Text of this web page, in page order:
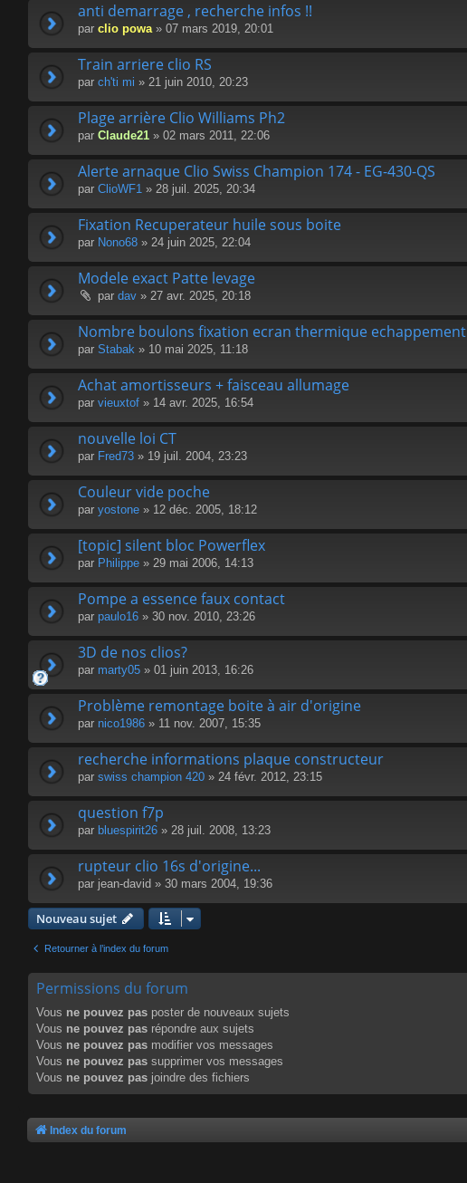
anti demarrage , recherche infos !!
par clio powa» 07 mars 2019, 20:01
Train arriere clio RS
par ch'ti mi » 21 juin 2010, 20:23
Plage arrière Clio Williams Ph2
par Claude21 » 02 mars 2011, 22:06
Alerte arnaque Clio Swiss Champion 174 - EG-430-QS
par ClioWF1 » 28 juil. 2025, 20:34
Fixation Recuperateur huile sous boite
par Nono68 » 24 juin 2025, 22:04
Modele exact Patte levage
par dav » 27 avr. 2025, 20:18
Nombre boulons fixation ecran thermique echappement
par Stabak » 10 mai 2025, 11:18
Achat amortisseurs + faisceau allumage
par vieuxtof » 14 avr. 2025, 16:54
nouvelle loi CT
par Fred73 » 19 juil. 2004, 23:23
Couleur vide poche
par yostone » 12 déc. 2005, 18:12
[topic] silent bloc Powerflex
par Philippe » 29 mai 2006, 14:13
Pompe a essence faux contact
par paulo16 » 30 nov. 2010, 23:26
3D de nos clios?
par marty05 » 01 juin 2013, 16:26
Problème remontage boite à air d'origine
par nico1986 » 11 nov. 2007, 15:35
recherche informations plaque constructeur
par swiss champion 420 » 24 févr. 2012, 23:15
question f7p
par bluespirit26 » 28 juil. 2008, 13:23
rupteur clio 16s d'origine...
par jean-david » 30 mars 2004, 19:36
Nouveau sujet
Retourner à l’index du forum
Permissions du forum
Vous ne pouvez pas poster de nouveaux sujets
Vous ne pouvez pas répondre aux sujets
Vous ne pouvez pas modifier vos messages
Vous ne pouvez pas supprimer vos messages
Vous ne pouvez pas joindre des fichiers
Index du forum